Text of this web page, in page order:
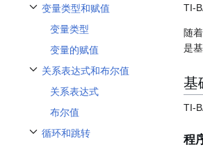
变量类型和赋值
开关变量类型和赋值子章节
变量类型
变量的赋值
关系表达式和布尔值
开关关系表达式和布尔值子章节
关系表达式
布尔值
循环和跳转
开关循环和跳转子章节
TI-
随
是
基
TI-
程